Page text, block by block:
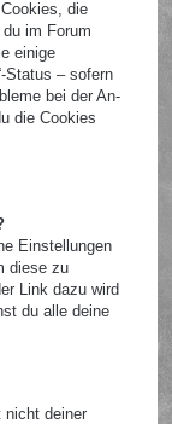
die
im Forum
einige
Status – sofern
bei der An-
die Cookies
Einstellungen
diese zu
Link dazu wird
du alle deine
nicht deiner